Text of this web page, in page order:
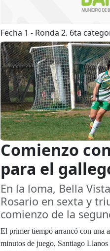
Fecha 1 - Ronda 2. 6ta
Comienzo
para el
En la loma, Bella
Rosario en sexta y
comienzo de la
El primer tiempo arrancó con una
minutos de juego, Santiago